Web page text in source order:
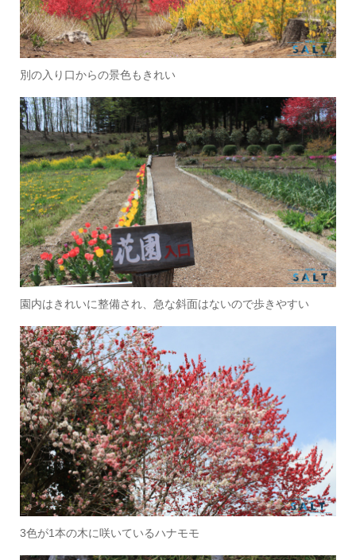
別の入り口からの景色もきれい
園内はきれいに整備され、急な斜面はないので歩きやすい
3色が1本の木に咲いているハナモモ